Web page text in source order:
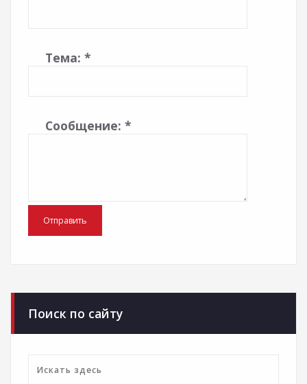
Тема: *
Сообщение: *
Поиск по сайту